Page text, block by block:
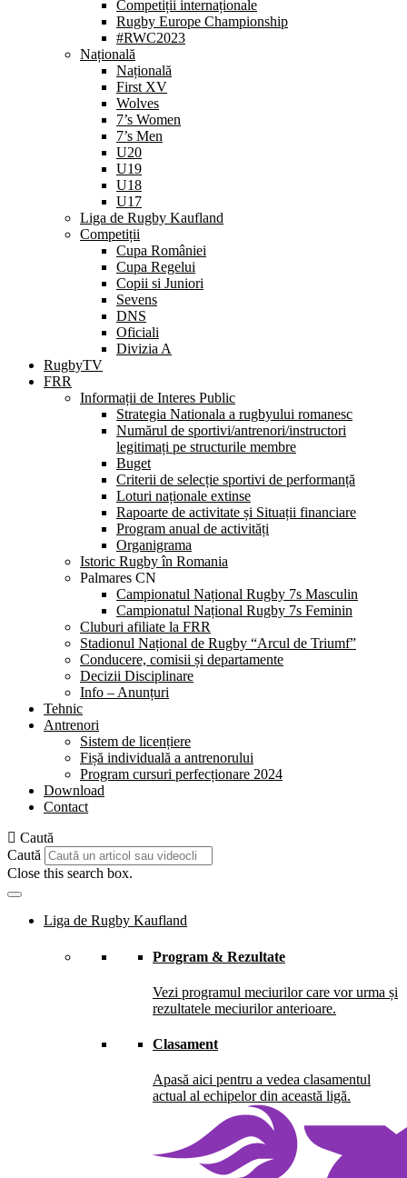
Competiții internaționale
Rugby Europe Championship
#RWC2023
Națională
Națională
First XV
Wolves
7’s Women
7’s Men
U20
U19
U18
U17
Liga de Rugby Kaufland
Competiții
Cupa României
Cupa Regelui
Copii si Juniori
Sevens
DNS
Oficiali
Divizia A
RugbyTV
FRR
Informații de Interes Public
Strategia Nationala a rugbyului romanesc
Numărul de sportivi/antrenori/instructori
legitimați pe structurile membre
Buget
Criterii de selecție sportivi de performanță
Loturi naționale extinse
Rapoarte de activitate și Situații financiare
Program anual de activități
Organigrama
Istoric Rugby în Romania
Palmares CN
Campionatul Național Rugby 7s Masculin
Campionatul Național Rugby 7s Feminin
Cluburi afiliate la FRR
Stadionul Național de Rugby “Arcul de Triumf”
Conducere, comisii și departamente
Decizii Disciplinare
Info – Anunțuri
Tehnic
Antrenori
Sistem de licențiere
Fișă individuală a antrenorului
Program cursuri perfecționare 2024
Download
Contact
Caută
Caută
Close this search box.
Liga de Rugby Kaufland
Program & Rezultate
Vezi programul meciurilor care vor urma și
rezultatele meciurilor anterioare.
Clasament
Apasă aici pentru a vedea clasamentul
actual al echipelor din această ligă.